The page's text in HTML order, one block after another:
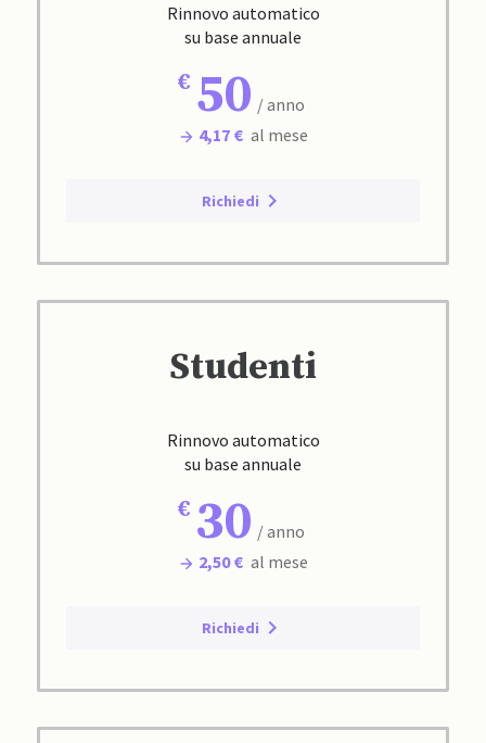
Rinnovo automatico
su base annuale
50 / anno
4,17 € al mese
Richiedi
Studenti
Rinnovo automatico
su base annuale
30 / anno
2,50 € al mese
Richiedi